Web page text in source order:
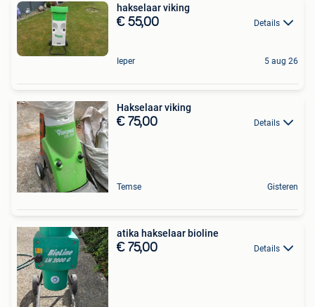
hakselaar viking
€ 55,00 Details
Ieper 5 aug 26
Hakselaar viking
€ 75,00 Details
Temse Gisteren
atika hakselaar bioline
€ 75,00 Details